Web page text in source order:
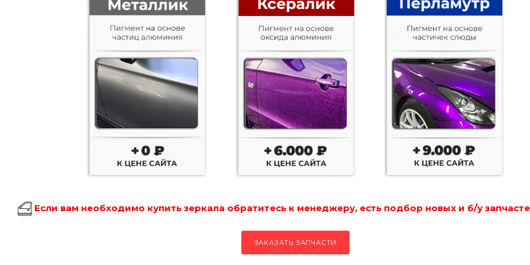
Если вам необходимо купить зеркала обратитесь к менеджеру, есть подбор новых и б/у
ЗАКАЗАТЬ ЗАПЧАСТИ